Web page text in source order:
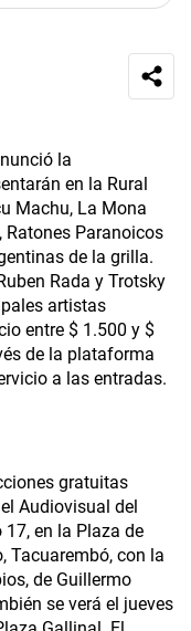
la
en la Rural
Machu, La Mona
Ratones Paranoicos
de la grilla.
Rada y Trotsky
artistas
entre $ 1.500 y $
de la plataforma
a las entradas.
gratuitas
Audiovisual del
en la Plaza de
Tacuarembó, con la
de Guillermo
se verá el jueves